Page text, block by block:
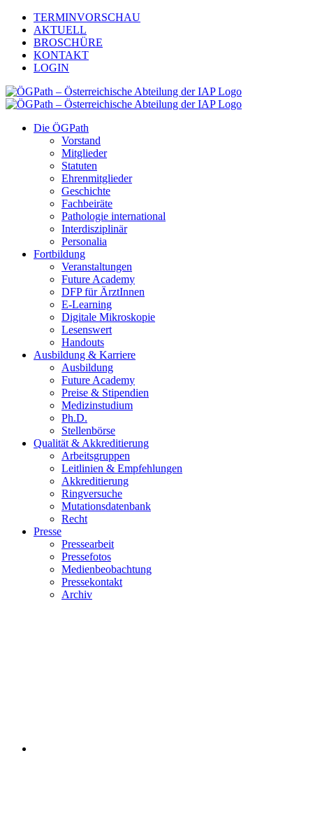
Zum
Inhalt
springen
TERMINVORSCHAU
AKTUELL
BROSCHÜRE
KONTAKT
LOGIN
Die ÖGPath
Vorstand
Mitglieder
Statuten
Ehrenmitglieder
Geschichte
Fachbeiräte
Pathologie international
Interdisziplinär
Personalia
Fortbildung
Veranstaltungen
Future Academy
DFP für ÄrztInnen
E-Learning
Digitale Mikroskopie
Lesenswert
Handouts
Ausbildung & Karriere
Ausbildung
Future Academy
Preise & Stipendien
Medizinstudium
Ph.D.
Stellenbörse
Qualität & Akkreditierung
Arbeitsgruppen
Leitlinien & Empfehlungen
Akkreditierung
Ringversuche
Mutationsdatenbank
Recht
Presse
Pressearbeit
Pressefotos
Medienbeobachtung
Pressekontakt
Archiv